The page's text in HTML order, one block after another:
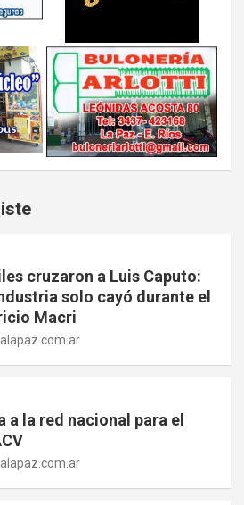
cruzaron a Luis Caputo:
solo cayó durante el
Macri
a la red nacional para el